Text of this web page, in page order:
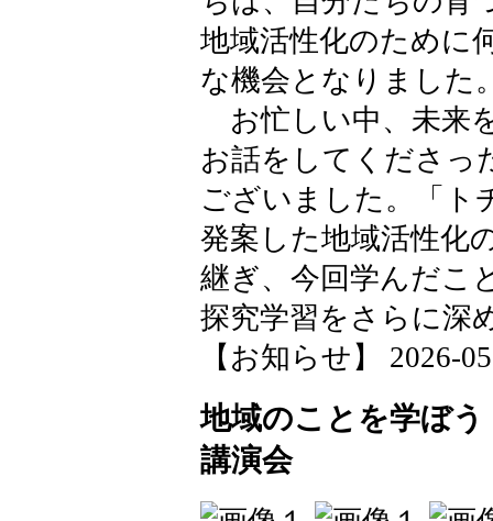
地域活性化のために
な機会となりました
お忙しい中、未来
お話をしてくださっ
ございました。「ト
発案した地域活性化
継ぎ、今回学んだこ
探究学習をさらに深
【お知らせ】 2026-
地域のことを学ぼ
講演会